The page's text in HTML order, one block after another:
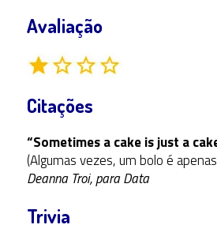
Avaliação
Citações
“Sometimes a cake is just a
(Algumas vezes, um bolo é
Deanna Troi, para Data
Trivia